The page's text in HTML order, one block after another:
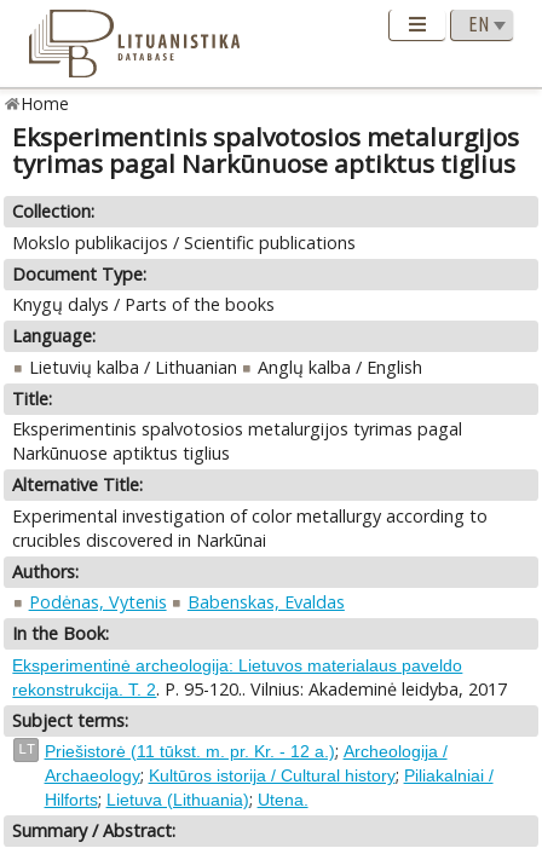
Home
Eksperimentinis spalvotosios metalurgijos
tyrimas pagal Narkūnuose aptiktus tiglius
Collection:
Mokslo publikacijos / Scientific publications
Document Type:
Knygų dalys / Parts of the books
Language:
Lietuvių kalba / Lithuanian
Anglų kalba / English
Title:
Eksperimentinis spalvotosios metalurgijos tyrimas pagal
Narkūnuose aptiktus tiglius
Alternative Title:
Experimental investigation of color metallurgy according to
crucibles discovered in Narkūnai
Authors:
Podėnas, Vytenis
Babenskas, Evaldas
In the Book:
Eksperimentinė archeologija: Lietuvos materialaus paveldo
rekonstrukcija. T. 2. P. 95-120.. Vilnius: Akademinė leidyba, 2017
Subject terms:
LT Priešistorė (11 tūkst. m. pr. Kr. - 12 a.); Archeologija /
Archaeology; Kultūros istorija / Cultural history; Piliakalniai /
Hilforts; Lietuva (Lithuania); Utena.
Summary / Abstract: